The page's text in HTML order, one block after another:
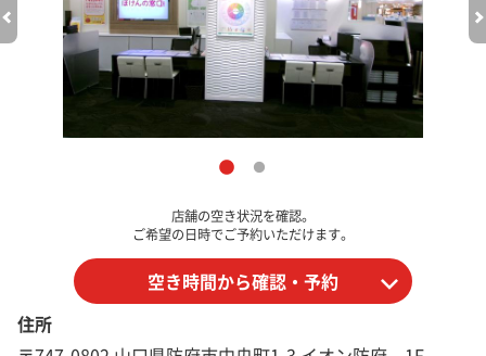
店舗の空き状況を確認。
ご希望の日時でご予約いただけます。
空き時間から確認・予約
住所